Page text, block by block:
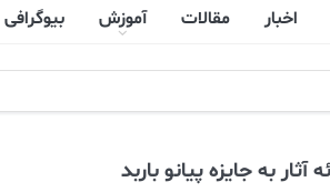
اخبار مقالات آموزش بیوگرافی
آثار به جایزه پیانو باربد